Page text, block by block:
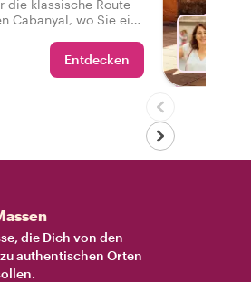
die klassische Route
Cabanyal, wo Sie ein
Einheimischen an
Entdecken
die Dich von den
authentischen Orten